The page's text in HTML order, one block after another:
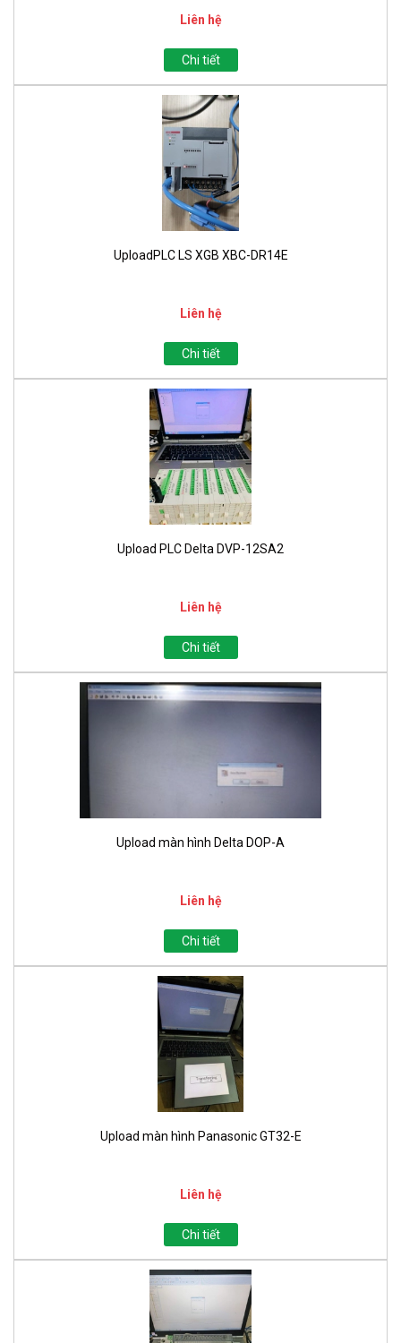
Liên hệ
Chi tiết
UploadPLC LS XGB XBC-DR14E
Liên hệ
Chi tiết
Upload PLC Delta DVP-12SA2
Liên hệ
Chi tiết
Upload màn hình Delta DOP-A
Liên hệ
Chi tiết
Upload màn hình Panasonic GT32-E
Liên hệ
Chi tiết